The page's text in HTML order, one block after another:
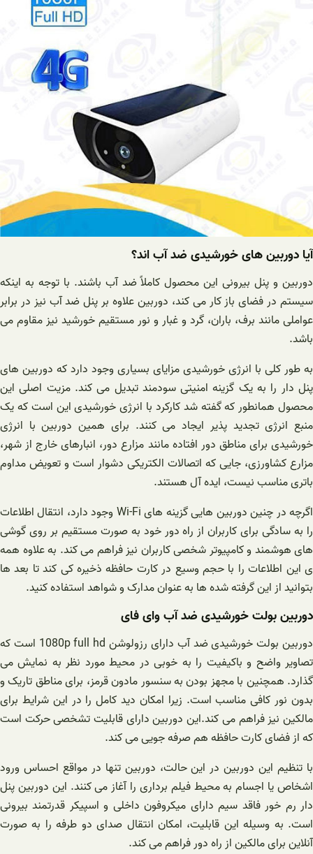
آیا دوربین های خورشیدی ضد آب اند؟
دوربین و پنل بیرونی این محصول کاملاً ضد آب باشند. با توجه به اینکه
سیستم در فضای باز کار می کند، دوربین علاوه بر پنل ضد آب نیز در برابر
عواملی مانند برف، باران، گرد و غبار و نور مستقیم خورشید نیز مقاوم می
باشد.
به طور کلی با انرژی خورشیدی مزایای بسیاری وجود دارد که دوربین های
پنل دار را به یک گزینه امنیتی سودمند تبدیل می کند. مزیت اصلی این
محصول همانطور که گفته شد کارکرد با انرژی خورشیدی این است که یک
منبع انرژی تجدید پذیر ایجاد می کنند. برای همین دوربین با انرژی
خورشیدی برای مناطق دور افتاده مانند مزارع دور، انبارهای خارج از شهر،
مزارع کشاورزی، جایی که اتصالات الکتریکی دشوار است و تعویض مداوم
باتری مناسب نیست، ایده آل هستند.
اگرچه در چنین دوربین هایی گزینه های Wi-Fi وجود دارد، انتقال اطلاعات
را به سادگی برای کاربران از راه دور خود به صورت مستقیم بر روی گوشی
های هوشمند و کامپیوتر شخصی کاربران نیز فراهم می کند. به علاوه همه
ی این اطلاعات را با حجم وسیع در کارت حافظه ذخیره کی کند تا بعد ها
بتوانید از این گرفته شده ها به عنوان مدارک و شواهد استفاده کنید.
دوربین بولت خورشیدی ضد آب وای فای
دوربین بولت خورشیدی ضد آب دارای رزولوشن 1080p full hd است که
تصاویر واضح و باکیفیت را به خوبی در محیط مورد نظر به نمایش می
گذارد. همچنین با مجهز بودن به سنسور مادون قرمز، برای مناطق تاریک و
بدون نور کافی مناسب است. زیرا امکان دید کامل را در این شرایط برای
مالکین نیز فراهم می کند.این دوربین دارای قابلیت تشخصی حرکت است
که از فضای کارت حافظه هم صرفه جویی می کند.
با تنظیم این دوربین در این حالت، دوربین تنها در مواقع احساس ورود
اشخاص یا اجسام به محیط فیلم برداری را آغاز می کنند. این دوربین پنل
دار رم خور فاقد سیم دارای میکروفون داخلی و اسپیکر قدرتمند بیرونی
است. به وسیله این قابلیت، امکان انتقال صدای دو طرفه را به صورت
آنلاین برای مالکین از راه دور فراهم می کند.